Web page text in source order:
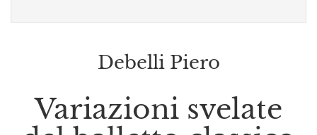
Debelli Piero
Variazioni svelate